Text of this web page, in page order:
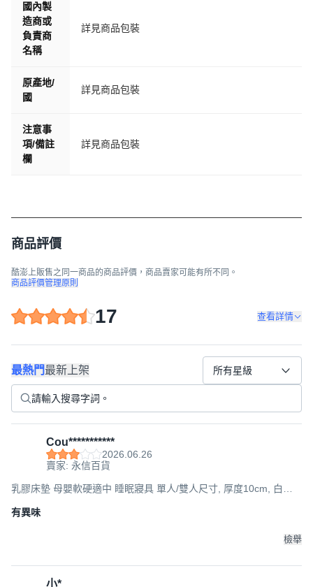
國內製
造商或
負責商
名稱
詳見商品包裝
原產地/
國
詳見商品包裝
注意事
項/備註
欄
詳見商品包裝
商品評價
酷澎上販售之同一商品的商品評價，商品賣家可能有所不同。
商品評價管理原則
17 查看詳情
最熱門最新上架 所有星級
Cou***********
2026.06.26
賣家: 永信百貨
乳膠床墊 母嬰軟硬適中 睡眠寢具 單人/雙人尺寸, 厚度10cm, 白色
有異味
檢舉
小*